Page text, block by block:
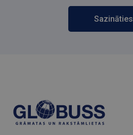
Sazināties